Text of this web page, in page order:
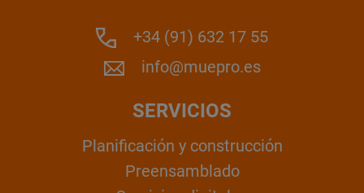
+34 (91) 632 17 55
info@muepro.es
SERVICIOS
Planificación y construcción
Preensamblado